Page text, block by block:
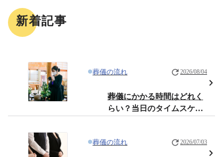
新着記事
葬儀の流れ 2026/08/04
葬儀にかかる時間はどれく
らい？当日のタイムスケジ
葬儀の流れ 2026/07/03